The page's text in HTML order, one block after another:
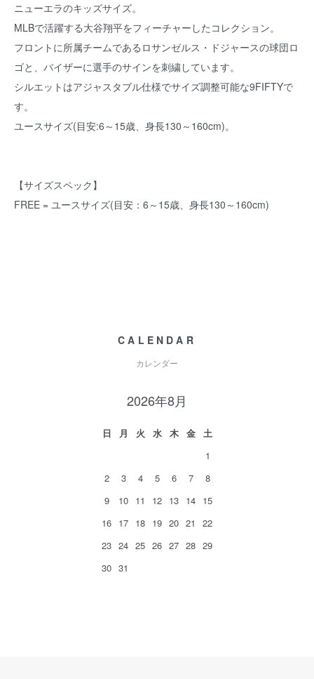
ニューエラのキッズサイズ。
MLBで活躍する大谷翔平をフィーチャーしたコレクション。
フロントに所属チームであるロサンゼルス・ドジャースの球団ロ
ゴと、バイザーに選手のサインを刺繍しています。
シルエットはアジャスタブル仕様でサイズ調整可能な9FIFTYで
す。
ユースサイズ(目安:6～15歳、身長130～160cm)。
【サイズスペック】
FREE = ユースサイズ(目安：6～15歳、身長130～160cm)
CALENDAR
カレンダー
2026年8月
日 月 火 水 木 金
土
1
2
3 4 5 6 7
8
9
10 11 12 13 14 15
16 17 18 19 20 21
22
23 24 25 26 27 28 29
30 31